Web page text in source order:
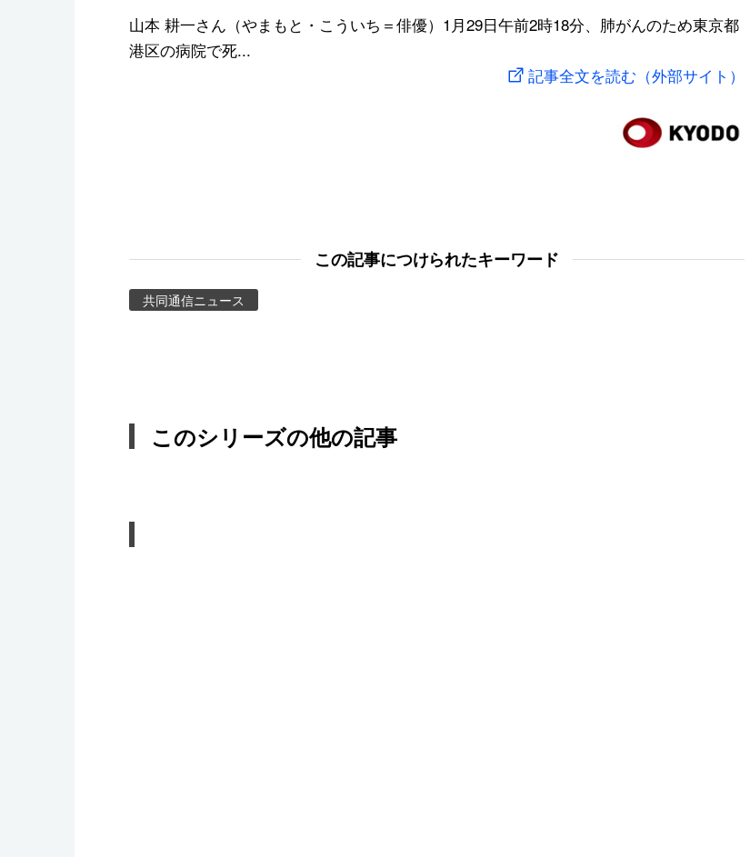
山本 耕一さん（やまもと・こういち＝俳優）1月29日午前2時18分、肺がんのため東京都
港区の病院で死...
記事全文を読む（外部サイト）
この記事につけられたキーワード
共同通信ニュース
このシリーズの他の記事